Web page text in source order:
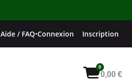
Aide / FAQ•Connexion Inscription
0,00 €